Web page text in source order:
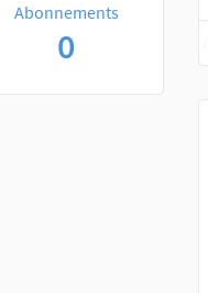
Abonnements
0